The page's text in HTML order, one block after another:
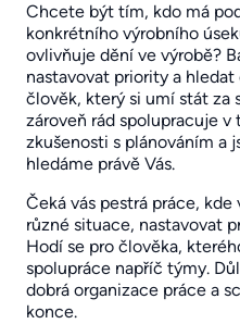
Chcete být tím, kdo má
konkrétního výrobního
ovlivňuje dění ve výrobě?
nastavovat priority a
člověk, který si umí stát za
zároveň rád spolupracuje v
zkušenosti s plánováním a
hledáme právě Vás.
Čeká vás pestrá práce,
různé situace, nastavovat
Hodí se pro člověka,
spolupráce napříč týmy.
dobrá organizace práce a
konce.